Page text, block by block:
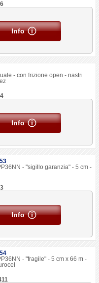
Info
- con frizione open - nastri
Info
- "sigillo garanzia" - 5 cm -
Info
- "fragile" - 5 cm x 66 m -